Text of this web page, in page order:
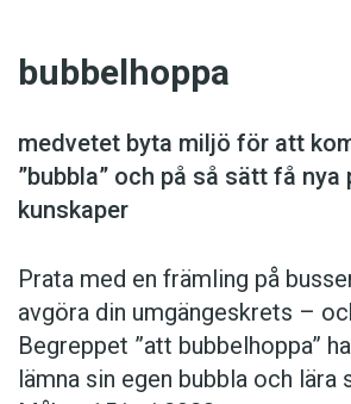
bubbelhoppa
medvetet byta miljö för att
”bubbla” och på så sätt få
kunskaper
Prata med en främling på
avgöra din umgängeskrets –
Begreppet ”att bubbelhoppa”
lämna sin egen bubbla och lära